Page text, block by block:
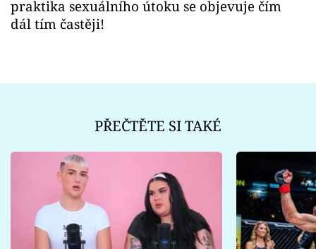
praktika sexuálního útoku se objevuje čím
dál tím častěji!
PŘEČTĚTE SI TAKÉ